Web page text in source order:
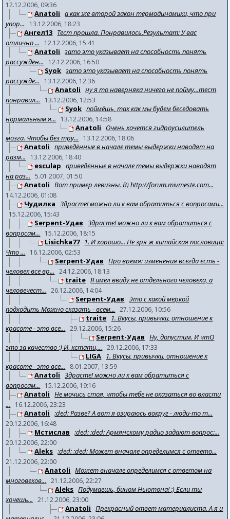
12.12.2006, 09:36
Anatoli а как же второй закон термодинамики, что при
упор...
13.12.2006, 18:23
Ангел13 Тест прошла. Понравилось.Результат: У вас
отлично ...
12.12.2006, 15:41
Anatoli зато это указывает на способность понять
рассужден...
12.12.2006, 16:50
Syok зато это указывает на способность понять
рассужде...
13.12.2006, 12:36
Anatoli ну я то наверняка ничего не пойму...тест
понравил...
13.12.2006, 12:53
Syok поймёшь, так как мы будем беседовать
нормальным я...
13.12.2006, 14:58
Anatoli
Очень хочется гидроусилитель
мозга. Чтобы без тру...
13.12.2006, 18:06
Anatoli приведённые в начале темы выдержки наводят на
разм...
13.12.2006, 18:40
esculap приведённые в начале темы выдержки наводят
на раз...
5.01.2007, 01:50
Anatoli Вот пример левизны. B) http://forum.mivmeste.com...
14.12.2006, 01:08
Чудилка Здрасте! можно ли к вам обратиться с вопросами...
15.12.2006, 15:43
Serpent-Удав Здрасте! можно ли к вам обратиться с
вопросам...
15.12.2006, 18:15
Lisichka77 1. И хорошо... Не зря ж китайская пословица:
Что ...
16.12.2006, 02:53
Serpent-Удав Про время: изменения всегда есть -
человек все вр...
24.12.2006, 18:13
traite Я имел ввиду не отдельного человека, а
человечест...
26.12.2006, 14:04
Serpent-Удав Это с какой меркой
подходить Можно сказать - всем...
27.12.2006, 10:56
traite
1. Вкусы, привычки, отношение к
красоте - это все...
29.12.2006, 15:26
Serpent-Удав Ну, допустим. И чтО
это за качество :) И, кстати,...
29.12.2006, 17:33
LIGA
1. Вкусы, привычки, отношение к
красоте - это все...
8.01.2007, 13:59
Anatoli Здрасте! можно ли к вам обратиться с
вопросам...
15.12.2006, 19:16
Anatoli Не мочись стоя, чтобы тебе не оказаться во власти
...
16.12.2006, 23:23
Anatoli :ded: Разве? А вот я озираюсь вокруг - люди-то т...
20.12.2006, 16:48
Мстислав :ded: :ded: Армянскому радио задают вопрос:...
20.12.2006, 22:00
Aleks :ded: :ded: Может вначале определимся с ответо...
21.12.2006, 22:00
Anatoli Может вначале определимся с ответом на
многовеков...
21.12.2006, 22:27
Aleks Подумаешь, бином Ньютона! :) Если ты
хочешь...
21.12.2006, 23:00
Anatoli Прекрасный ответ материалиста. А я и